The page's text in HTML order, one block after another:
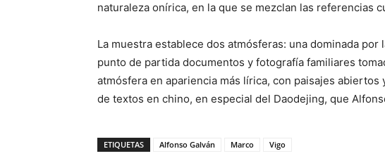
naturaleza onírica, en la que se mezclan las referencias
La muestra establece dos atmósferas: una dominada
punto de partida documentos y fotografía familiares
atmósfera en apariencia más lírica, con paisajes
de textos en chino, en especial del Daodejing, que
ETIQUETAS Alfonso Galván Marco Vigo